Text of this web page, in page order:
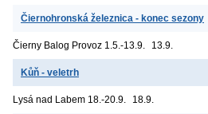
Čiernohronská železnica - konec sezony
Čierny Balog Provoz 1.5.-13.9. 13.9.
Kůň - veletrh
Lysá nad Labem 18.-20.9. 18.9.